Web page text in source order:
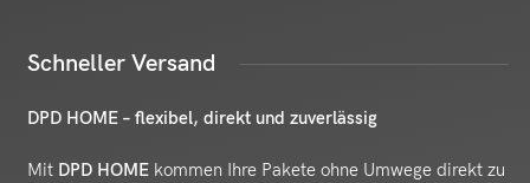
Schneller Versand
DPD HOME – flexibel, direkt und zuverlässig
Mit DPD HOME kommen Ihre Pakete ohne Umwege direkt zu